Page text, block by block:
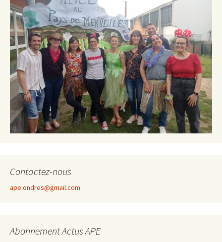
Contactez-nous
ape.ondres@gmail.com
Abonnement Actus APE